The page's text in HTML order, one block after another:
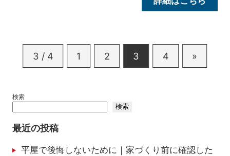
3 / 4 1 2 3 4 »
検索
検索
最近の投稿
平屋で後悔しないために｜家づくり前に確認した